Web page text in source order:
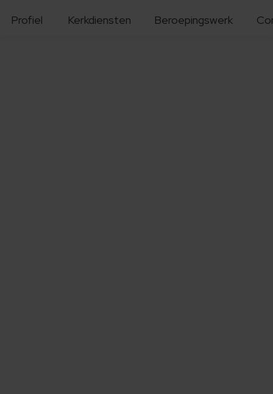
Profiel Kerkdiensten Beroepingswerk